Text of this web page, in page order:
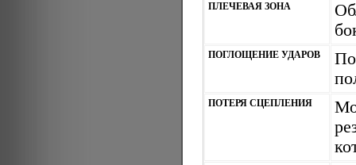
ПЛЕЧЕВАЯ ЗОНА
ПОГЛОЩЕНИЕ УДАРОВ
ПОТЕРЯ СЦЕПЛЕНИЯ